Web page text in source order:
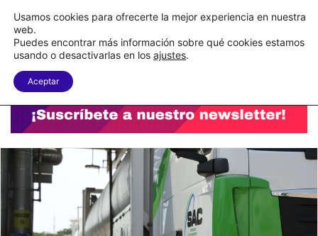
C&A México completa la implementación de su WMS en la nube
Menu
Usamos cookies para ofrecerte la mejor experiencia en nuestra
web.
Puedes encontrar más información sobre qué cookies estamos
usando o desactivarlas en los ajustes.
Aceptar